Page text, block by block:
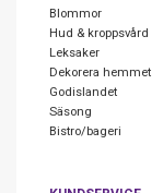
Blommor
Hud & kroppsvård
Leksaker
Dekorera hemmet
Godislandet
Säsong
Bistro/bageri